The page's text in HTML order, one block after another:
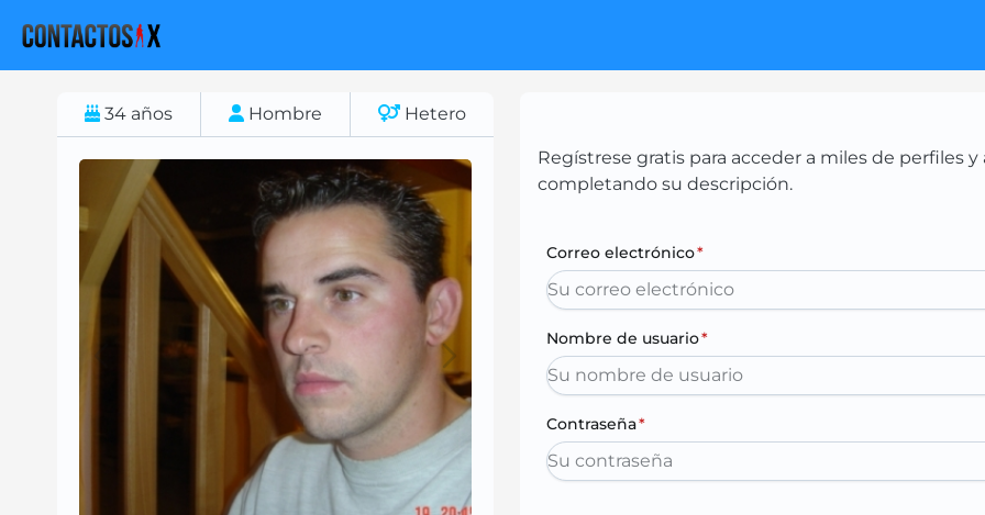
34 años Hombre Hetero
Regístrese gratis para acceder a miles de perfiles
completando su descripción.
Correo electrónico*
Nombre de usuario*
Contraseña*